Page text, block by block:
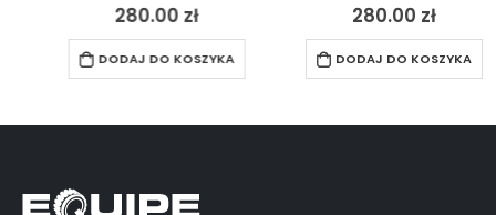
280.00zł
DODAJ DO KOSZYKA
280.00zł
DODAJ DO KOSZYKA